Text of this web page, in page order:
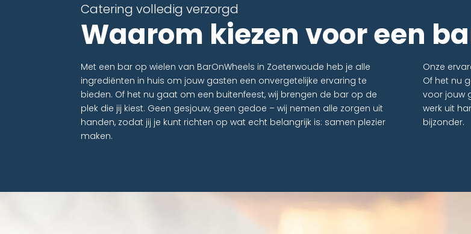
Catering volledig verzorgd
Waarom kiezen voor een
Met een bar op wielen van BarOnWheels in Zoeterwoude heb je alle
ingrediënten in huis om jouw gasten een onvergetelijke ervaring te
bieden. Of het nu gaat om een buitenfeest, wij brengen de bar op de
plek die jij kiest. Geen gesjouw, geen gedoe – wij nemen alle zorgen uit
handen, zodat jij je kunt richten op wat echt belangrijk is: samen plezier
maken.
Onze
Of het nu
voor jouw
werk uit
bijzonder.